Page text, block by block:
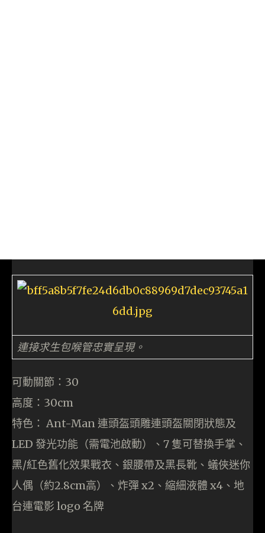
連接求生包喉管忠實呈現。
可動關節：30
高度：30cm
特色： Ant-Man 連頭盔頭雕連頭盔關閉狀態及
LED 發光功能（需電池啟動）、7 隻可替換手掌、
黑/紅色舊化效果戰衣、銀腰帶及黑長靴、蟻俠迷你
人偶（約2.8cm高）、炸彈 x2、縮細液體 x4、地
台連電影 logo 名牌